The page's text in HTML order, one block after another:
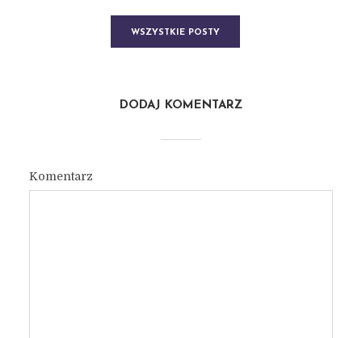
WSZYSTKIE POSTY
DODAJ KOMENTARZ
Komentarz